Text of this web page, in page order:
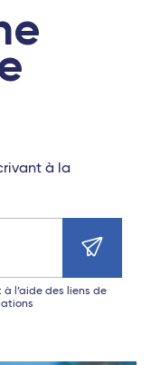
à la
l’aide des liens de